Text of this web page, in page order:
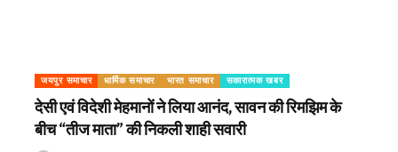
जयपुर समाचार धार्मिक समाचार भारत समाचार सकारात्मक खबर
देसी एवं विदेशी मेहमानों ने लिया आनंद, सावन की रिमझिम के
बीच “तीज माता” की निकली शाही सवारी